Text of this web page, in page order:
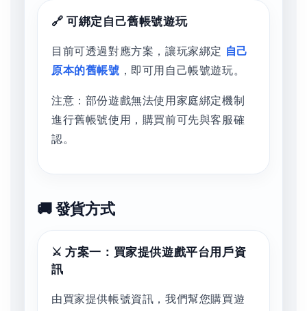
🔗 可綁定自己舊帳號遊玩
目前可透過對應方案，讓玩家綁定 自己
原本的舊帳號 ，即可用自己帳號遊玩。
注意：部份遊戲無法使用家庭綁定機制
進行舊帳號使用，購買前可先與客服確
認。
🚚 發貨方式
⚔️ 方案一：買家提供遊戲平台用戶資
訊
由買家提供帳號資訊，我們幫您購買遊